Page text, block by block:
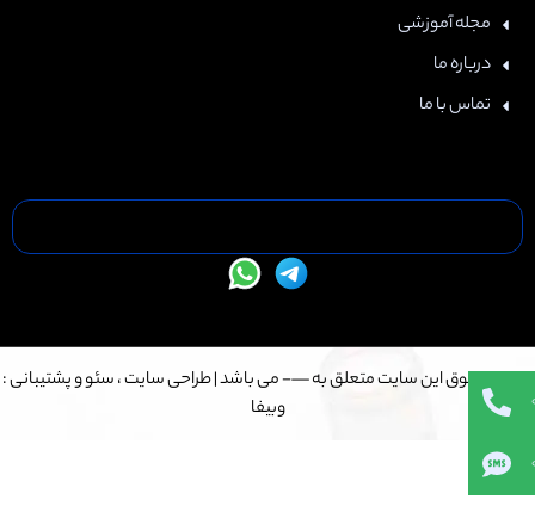
مجله آموزشی
درباره ما
تماس با ما
تمامی حقوق این سایت متعلق به —- می باشد |طراحی سایت،سئوو پشتیبانی :
وبیفا